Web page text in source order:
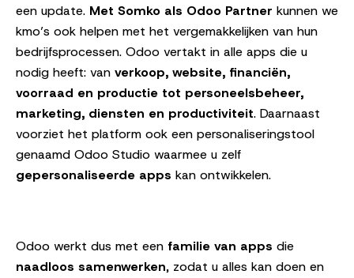
een update. Met Somko als Odoo Partner kunnen we
kmo’s ook helpen met het vergemakkelijken van hun
bedrijfsprocessen. Odoo vertakt in alle apps die u
nodig heeft: van verkoop, website, financiën,
voorraad en productie tot personeelsbeheer,
marketing, diensten en productiviteit. Daarnaast
voorziet het platform ook een personaliseringstool
genaamd Odoo Studio waarmee u zelf
gepersonaliseerde apps kan ontwikkelen.
Odoo werkt dus met een familie van apps die
naadloos samenwerken, zodat u alles kan doen en